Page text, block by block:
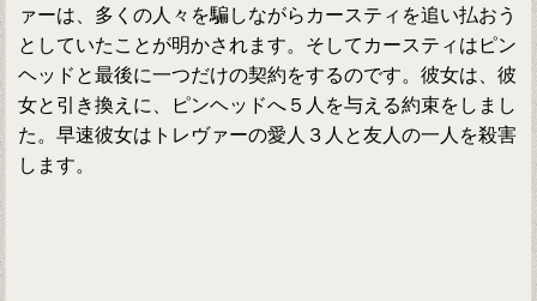
ァーは、多くの人々を騙しながらカースティを追い払おう
としていたことが明かされます。そしてカースティはピン
ヘッドと最後に一つだけの契約をするのです。彼女は、彼
女と引き換えに、ピンヘッドへ５人を与える約束をしまし
た。早速彼女はトレヴァーの愛人３人と友人の一人を殺害
します。